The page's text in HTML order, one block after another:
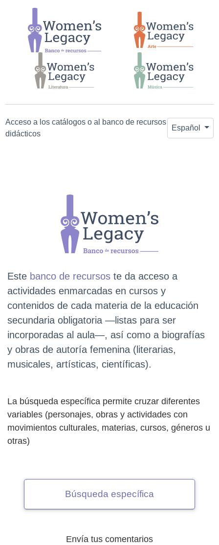
búsqueda
contenido
principal
Acceso a los catálogos o al banco de recursos
didácticos
Español
Este banco de recursos te da acceso a
actividades enmarcadas en cursos y
contenidos de cada materia de la educación
secundaria obligatoria ―listas para ser
incorporadas al aula―, así como a biografías
y obras de autoría femenina (literarias,
musicales, artísticas, científicas).
La búsqueda específica permite cruzar diferentes
variables (personajes, obras y actividades con
movimientos culturales, materias, cursos, géneros u
otras)
Búsqueda específica
Envía tus comentarios